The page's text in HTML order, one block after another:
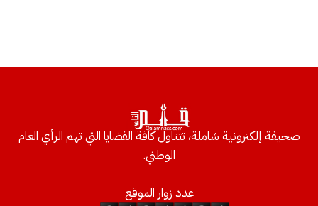
صحيفة إلكترونية شاملة، تتناول كافة القضايا التي تهم الرأي العام
الوطني.
عدد زوار الموقع